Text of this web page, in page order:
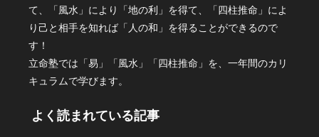
て、「風水」により「地の利」を得て、「四柱推命」によ
り己と相手を知れば「人の和」を得ることができるので
す！
立命塾では「易」「風水」「四柱推命」を、一年間のカリ
キュラムで学びます。
よく読まれている記事